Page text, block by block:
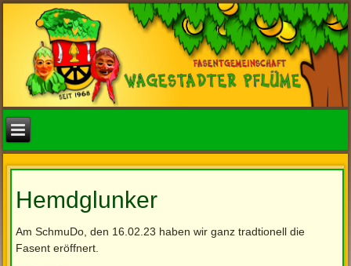
Hemdglunker
Am SchmuDo, den 16.02.23 haben wir ganz tradtionell die
Fasent eröffnert.